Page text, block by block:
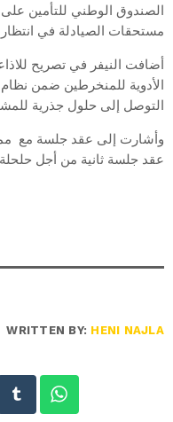
الصندوق الوطني للتأمين
مستحقات الصيادلة في انتظار
أضافت النيفر في تصريح
الأدوية للمنخرطين ضمن
التوصل إلى حلول جذرية
وأشارت إلى عقد جلسة مع
عقد جلسة ثانية من أجل
WRITTEN BY: HENI NAJLA